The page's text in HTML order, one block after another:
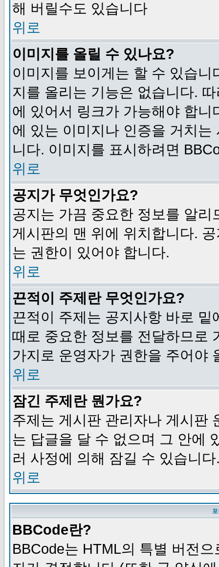
해 버릴수도 있습니다
위로
이미지를 올릴 수 있나요?
이미지를 보이게는 할 수 있습
지를 올리는 기능은 없습니다.
에 있어서 링크가 가능해야 합
에 있는 이미지나 인증을 거치
니다. 이미지를 표시하려면
위로
공지가 무엇인가요?
공지는 가끔 중요한 정보를 알
게시판의 맨 위에 위치합니다.
는 권한이 있어야 합니다.
위로
끈적이 주제란 무엇인가요?
끈적이 주제는 공지사항 바로
때로 중요한 정보를 전달하므로
가지로 운영자가 권한을 주어야
위로
잠긴 주제란 뭔가요?
주제는 게시판 관리자나 게시판
는 답글을 달 수 없으며 그 안에
러 사정에 의해 잠길 수 있습니다
위로
BBCode란?
BBCode는 HTML의 특별 버전